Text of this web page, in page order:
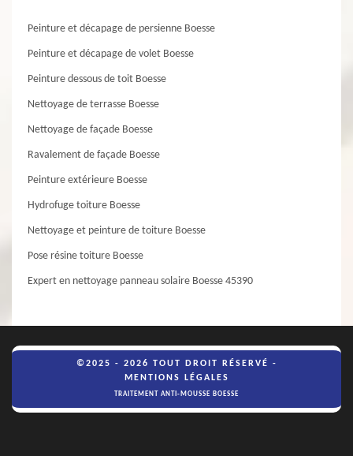
Peinture et décapage de persienne Boesse
Peinture et décapage de volet Boesse
Peinture dessous de toit Boesse
Nettoyage de terrasse Boesse
Nettoyage de façade Boesse
Ravalement de façade Boesse
Peinture extérieure Boesse
Hydrofuge toiture Boesse
Nettoyage et peinture de toiture Boesse
Pose résine toiture Boesse
Expert en nettoyage panneau solaire Boesse 45390
©2025 - 2026 TOUT DROIT RÉSERVÉ -
MENTIONS LÉGALES
TRAITEMENT ANTI-MOUSSE BOESSE